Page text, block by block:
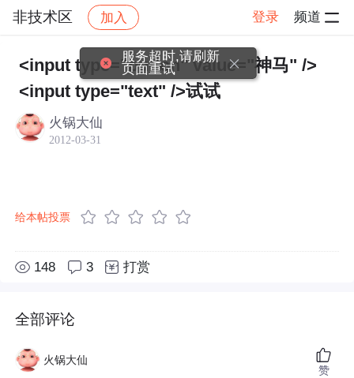
非技术区 加入 登录 频道
社区 非技术区 帖子详情
<input type="button" value="神马" />
<input type="text" />试试
火锅大仙
2012-03-31
给本帖投票
148 3 打赏
全部评论
火锅大仙
赞
服务超时,请刷新
页面重试